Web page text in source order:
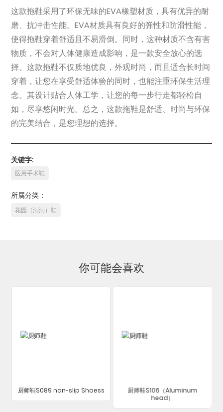
这款拖鞋采用了环保无味的EVA橡塑材质，具有优异的耐
磨、抗冲击性能。EVA材质具有良好的弹性和防滑性能，
使得拖鞋穿着舒适且不易滑倒。同时，这种材质不含有害
物质，不会对人体健康造成影响，是一款安全放心的选
择。这款拖鞋不仅质地优良，外观时尚，而且适合长时间
穿着，让您在享受舒适体验的同时，也能注重环保生活理
念。其设计贴合人体工学，让您的每一步行走都轻松自
如，尽享悠闲时光。总之，这款拖鞋是舒适、时尚与环保
的完美结合，是您理想的选择。
关键字:
医用手术鞋
所属分类：
花园（洞洞）鞋
你可能会喜欢
厨师鞋S089 non-slip Shoess
厨师鞋S106（Aluminum
head）